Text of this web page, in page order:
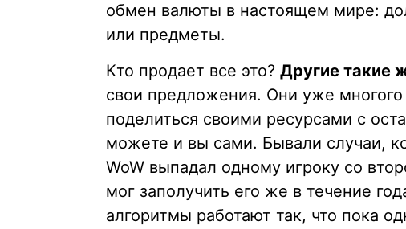
обмен валюты в настоящем мире:
или предметы.
Кто продает все это? Другие такие
свои предложения. Они уже
поделиться своими ресурсами с
можете и вы сами. Бывали случаи,
WoW выпадал одному игроку со
мог заполучить его же в течение
алгоритмы работают так, что пока